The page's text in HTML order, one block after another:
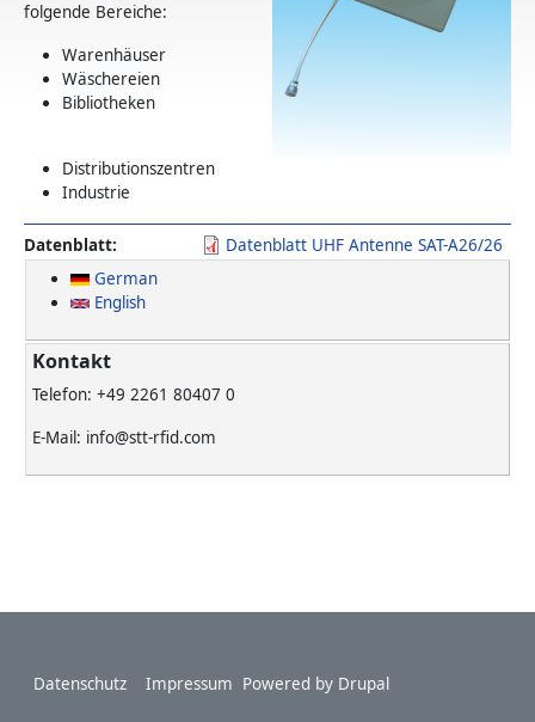
German
English
Kontakt
Telefon: +49 2261 80407 0
E-Mail: info@stt-rfid.com
folgende Bereiche:
Warenhäuser
Wäschereien
Bibliotheken
Distributionszentren
Industrie
Datenblatt Datenblatt UHF Antenne SAT-A26/26
Footer
Datenschutz Impressum Powered by Drupal